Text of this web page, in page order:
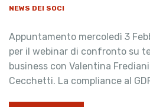
NEWS DEI SOCI
Appuntamento mercoledì 3
per il webinar di confronto su
business con Valentina
Cecchetti. La compliance al